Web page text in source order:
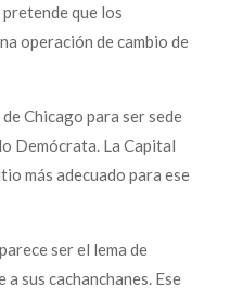
que los
operación de cambio de
Chicago para ser sede
Demócrata. La Capital
más adecuado para ese
ser el lema de
sus cachanchanes. Ese